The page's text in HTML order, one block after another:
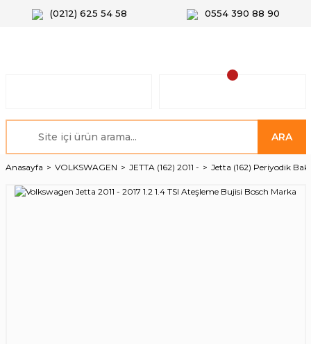
(0212) 625 54 58 0554 390 88 90
ARA
Anasayfa VOLKSWAGEN JETTA (162) 2011 - Jetta (162) Periyodik